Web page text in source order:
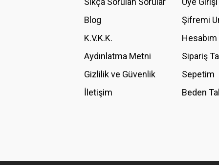
Ürün fiyatı diğer sitelerden daha pahalı.
Bu ürüne benzer farklı alternatifler olmalı.
Blog
K.V.K.K.
Aydınlatma Metni
Gizlilik ve Güvenlik
İletişim
Şifremi
Hesabım
Sipariş
Sepetim
Beden